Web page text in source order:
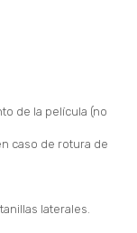
de la película (no
caso de rotura de
laterales.